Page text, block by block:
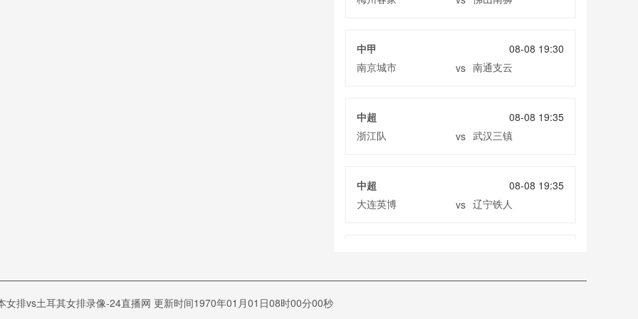
中甲
08-08 19:30
南京城市
vs 南通支云
中超
08-08 19:35
浙江队
vs 武汉三镇
中超
08-08 19:35
大连英博
vs 辽宁铁人
女排vs土耳其女排录像-24直播网 更新时间1970年01月01日08时00分00秒